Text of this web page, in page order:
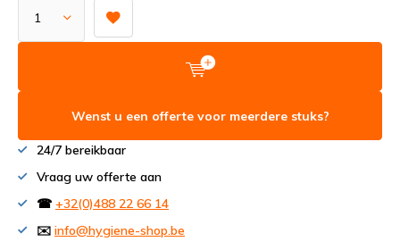
Wenst u een offerte voor meerdere stuks?
24/7 bereikbaar
Vraag uw offerte aan
☎ +32(0)488 22 66 14
✉️ info@hygiene-shop.be